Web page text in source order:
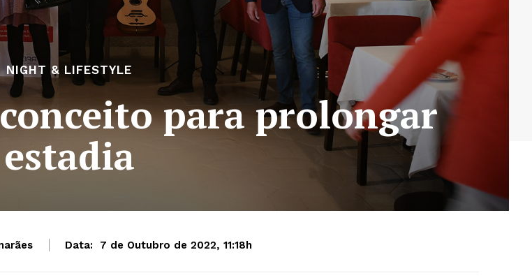
NIGHT & LIFESTYLE
para prolongar
estadia
Data: 7 de Outubro de 2022, 11:18h